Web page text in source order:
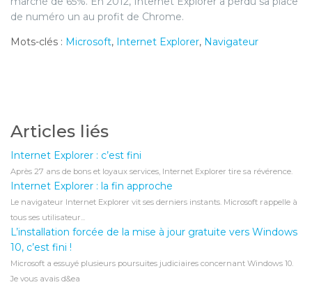
de numéro un au profit de Chrome.
Mots-clés : Microsoft, Internet Explorer, Navigateur
Articles liés
Internet Explorer : c’est fini
Après 27 ans de bons et loyaux services, Internet Explorer tire sa révérence.
Internet Explorer : la fin approche
Le navigateur Internet Explorer vit ses derniers instants. Microsoft rappelle à
tous ses utilisateur...
L’installation forcée de la mise à jour gratuite vers Windows
10, c’est fini !
Microsoft a essuyé plusieurs poursuites judiciaires concernant Windows 10.
Je vous avais d&ea